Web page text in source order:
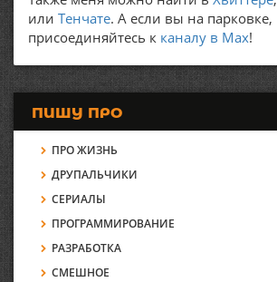
или Тенчате. А если вы на парковке,
присоединяйтесь к каналу в Max!
ПИШУ ПРО
ПРО ЖИЗНЬ
ДРУПАЛЬЧИКИ
СЕРИАЛЫ
ПРОГРАММИРОВАНИЕ
РАЗРАБОТКА
СМЕШНОЕ